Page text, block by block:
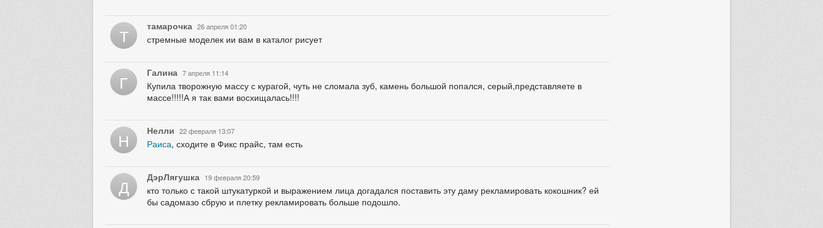
Т тамарочка 26 апреля 01:20
стремные моделек ии вам в каталог рисует
Г Галина 7 апреля 11:14
Купила творожную массу с курагой, чуть не сломала зуб, камень большой попался, серый,представляете в
массе!!!!!А я так вами восхищалась!!!!
Н Нелли 22 февраля 13:07
Раиса, сходите в Фикс прайс, там есть
Д ДэрЛягушка 19 февраля 20:59
кто только с такой штукатуркой и выражением лица догадался поставить эту даму рекламировать кокошник? ей
бы садомазо сбрую и плетку рекламировать больше подошло.